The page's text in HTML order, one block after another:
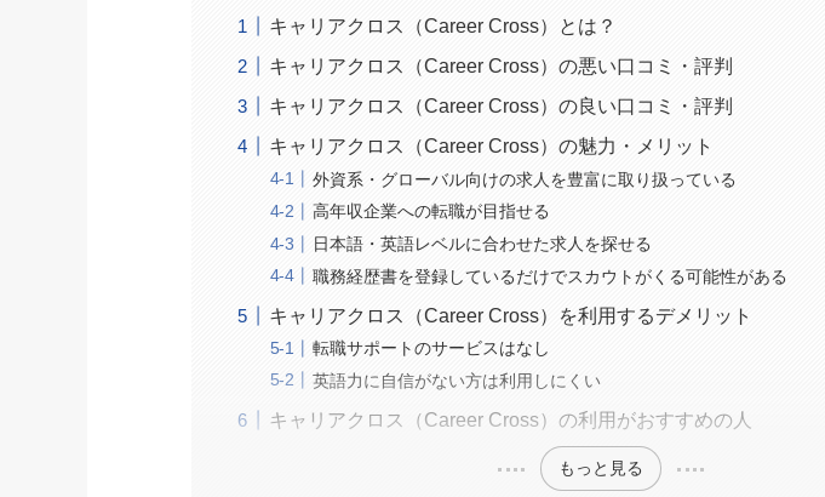
キャリアクロス（Career Cross）とは？
キャリアクロス（Career Cross）の悪い口コミ・評判
キャリアクロス（Career Cross）の良い口コミ・評判
キャリアクロス（Career Cross）の魅力・メリット
外資系・グローバル向けの求人を豊富に取り扱っている
高年収企業への転職が目指せる
日本語・英語レベルに合わせた求人を探せる
職務経歴書を登録しているだけでスカウトがくる可能性がある
キャリアクロス（Career Cross）を利用するデメリット
転職サポートのサービスはなし
英語力に自信がない方は利用しにくい
キャリアクロス（Career Cross）の利用がおすすめの人
もっと見る